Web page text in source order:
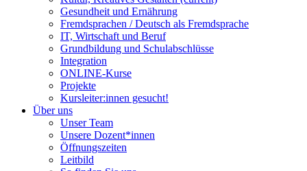
Gesundheit und Ernährung
Fremdsprachen / Deutsch als Fremdsprache
IT, Wirtschaft und Beruf
Grundbildung und Schulabschlüsse
Integration
ONLINE-Kurse
Projekte
Kursleiter:innen gesucht!
Über uns
Unser Team
Unsere Dozent*innen
Öffnungszeiten
Leitbild